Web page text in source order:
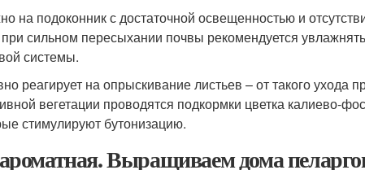
на подоконник с достаточной освещенностью и
сильном пересыхании почвы рекомендуется
системы.
реагирует на опрыскивание листьев – от такого ухода
вегетации проводятся подкормки цветка калиево-
стимулируют бутонизацию.
Выращиваем дома